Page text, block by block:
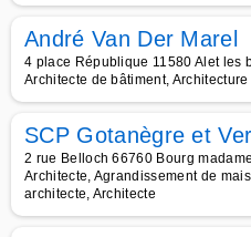
André Van Der Marel
4 place République 11580 Alet les
Architecte de bâtiment,
SCP Gotanègre et
2 rue Belloch 66760 Bourg
Architecte, Agrandissement de
architecte, Architecte